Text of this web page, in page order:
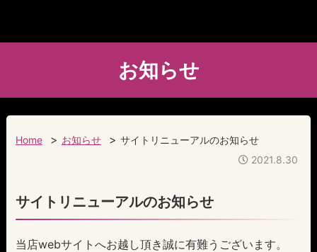
お知らせ
Home > お知らせ > サイトリニューアルのお知らせ
2021.8.30
サイトリニューアルのお知らせ
当店webサイトへお越し頂き誠に有難うございます。